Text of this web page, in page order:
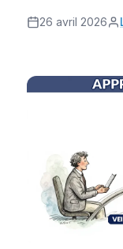
26 avril 2026